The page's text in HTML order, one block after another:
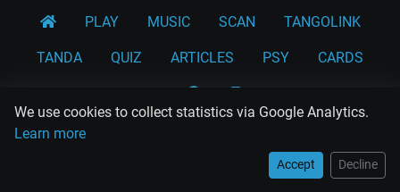
We use cookies to collect statistics via Google Analytics.
Learn more
Accept Decline
PLAY MUSIC SCAN TANGOLINK
TANDA QUIZ ARTICLES PSY CARDS
Osvaldo Pugliese
Some definitly lost tangos
Carlos Di Sarli